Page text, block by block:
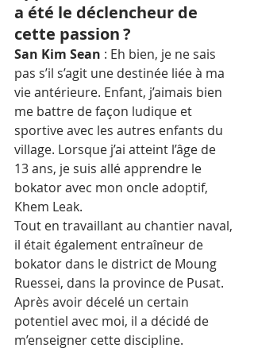
a été le déclencheur de
cette passion ?
San Kim Sean : Eh bien, je ne sais
pas s’il s’agit une destinée liée à ma
vie antérieure. Enfant, j’aimais bien
me battre de façon ludique et
sportive avec les autres enfants du
village. Lorsque j’ai atteint l’âge de
13 ans, je suis allé apprendre le
bokator avec mon oncle adoptif,
Khem Leak.
Tout en travaillant au chantier naval,
il était également entraîneur de
bokator dans le district de Moung
Ruessei, dans la province de Pusat.
Après avoir décelé un certain
potentiel avec moi, il a décidé de
m’enseigner cette discipline.